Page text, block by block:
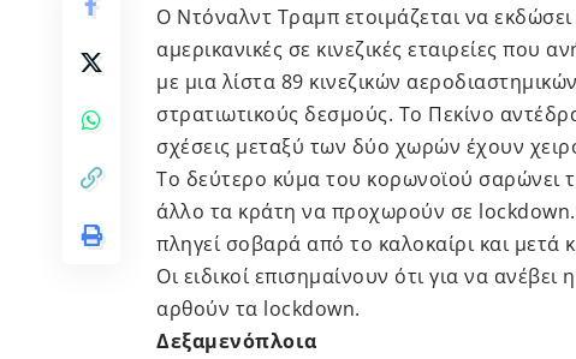
Ο Ντόναλντ Τραμπ ετοιμάζεται να
αμερικανικές σε κινεζικές εταιρείες που
με μια λίστα 89 κινεζικών
στρατιωτικούς δεσμούς. Το Πεκίνο
σχέσεις μεταξύ των δύο χωρών έχουν
Το δεύτερο κύμα του κορωνοϊού σαρώνει
άλλο τα κράτη να προχωρούν σε
πληγεί σοβαρά από το καλοκαίρι και
Οι ειδικοί επισημαίνουν ότι για να
αρθούν τα lockdown.
Δεξαμενόπλοια